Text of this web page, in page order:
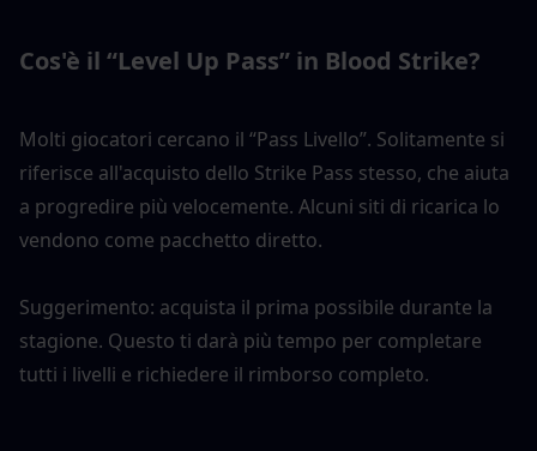
Cos'è il “Level Up Pass” in Blood Strike?
Molti giocatori cercano il “Pass Livello”. Solitamente si
riferisce all'acquisto dello Strike Pass stesso, che aiuta
a progredire più velocemente. Alcuni siti di ricarica lo
vendono come pacchetto diretto.
Suggerimento: acquista il prima possibile durante la
stagione. Questo ti darà più tempo per completare
tutti i livelli e richiedere il rimborso completo.